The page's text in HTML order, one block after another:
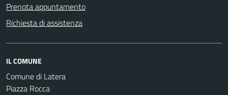
Prenota appuntamento
Richiesta di assistenza
IL COMUNE
Comune di Latera
Piazza Rocca